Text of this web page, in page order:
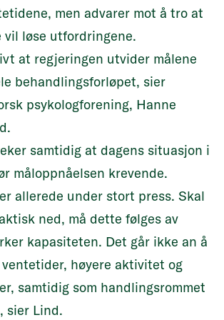
men advarer mot å tro at
vil løse utfordringene.
at regjeringen utvider målene
behandlingsforløpet, sier
psykologforening, Hanne
samtidig at dagens situasjon i
måloppnåelsen krevende.
allerede under stort press. Skal
ned, må dette følges av
kapasiteten. Det går ikke an å
høyere aktivitet og
samtidig som handlingsrommet
sier Lind.